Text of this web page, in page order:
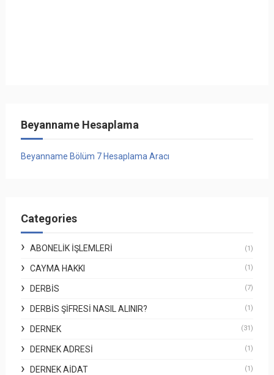
Beyanname Hesaplama
Beyanname Bölüm 7 Hesaplama Aracı
Categories
ABONELIK İŞLEMLERI (1)
CAYMA HAKKI (1)
DERBİS (7)
DERBİS ŞIFRESI NASIL ALINIR? (1)
DERNEK (31)
DERNEK ADRESI (1)
DERNEK AIDAT (1)